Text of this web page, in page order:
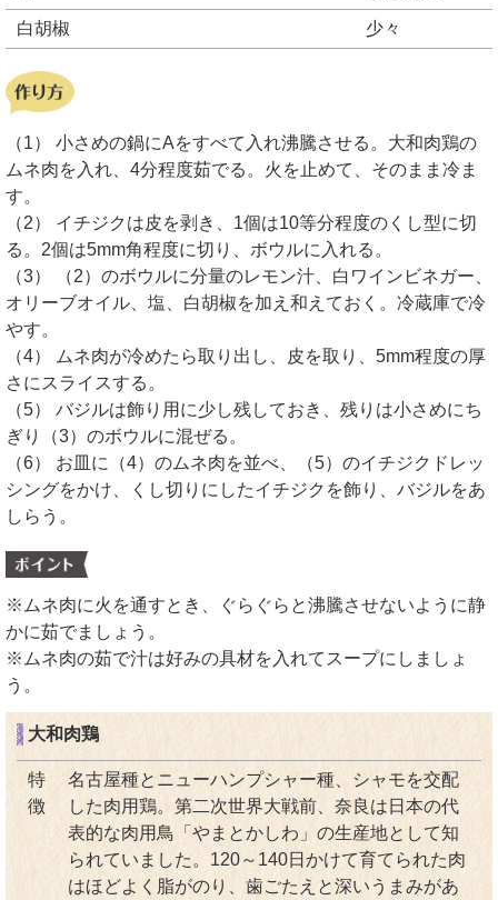
白胡椒 少々
（1） 小さめの鍋にAをすべて入れ沸騰させる。大和肉鶏の
ムネ肉を入れ、4分程度茹でる。火を止めて、そのまま冷ま
す。
（2） イチジクは皮を剥き、1個は10等分程度のくし型に切
る。2個は5mm角程度に切り、ボウルに入れる。
（3） （2）のボウルに分量のレモン汁、白ワインビネガー、
オリーブオイル、塩、白胡椒を加え和えておく。冷蔵庫で冷
やす。
（4） ムネ肉が冷めたら取り出し、皮を取り、5mm程度の厚
さにスライスする。
（5） バジルは飾り用に少し残しておき、残りは小さめにち
ぎり（3）のボウルに混ぜる。
（6） お皿に（4）のムネ肉を並べ、（5）のイチジクドレッ
シングをかけ、くし切りにしたイチジクを飾り、バジルをあ
しらう。
※ムネ肉に火を通すとき、ぐらぐらと沸騰させないように静
かに茹でましょう。
※ムネ肉の茹で汁は好みの具材を入れてスープにしましょ
う。
大和肉鶏
特
徴
名古屋種とニューハンプシャー種、シャモを交配
した肉用鶏。第二次世界大戦前、奈良は日本の代
表的な肉用鳥「やまとかしわ」の生産地として知
られていました。120～140日かけて育てられた肉
はほどよく脂がのり、歯ごたえと深いうまみがあ